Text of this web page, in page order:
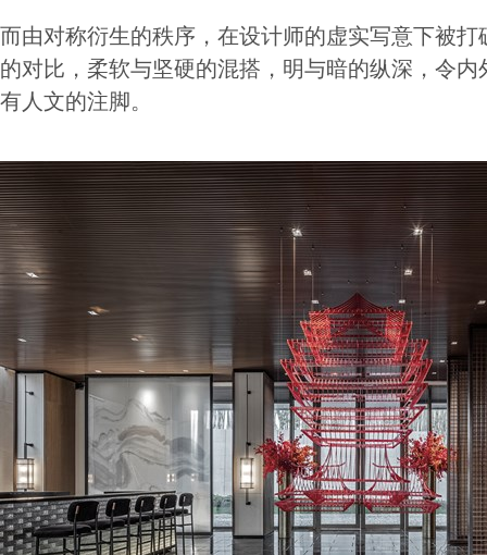
而由对称衍生的秩序，在设计师的虚实写意下被
的对比，柔软与坚硬的混搭，明与暗的纵深，令
有人文的注脚。